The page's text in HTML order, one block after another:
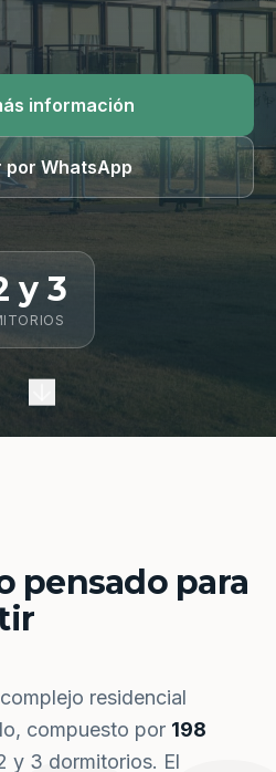
WhatsApp
información
por WhatsApp
y 3
pensado para
residencial
compuesto por 198
y 3 dormitorios. El